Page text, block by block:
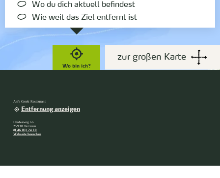
Wo bin ich?
Wo du dich aktuell befindest
Wie weit das Ziel entfernt ist
zur großen Karte
Ari’s Greek Restaurant
Entfernung anzeigen
Hardesweg 66
25938 Wrixum
(0 46 81) 24 10
Webseite besuchen